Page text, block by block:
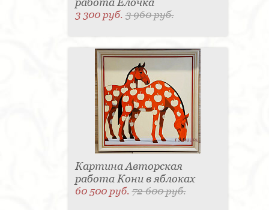
3 300 руб.3 960 руб.
Картина Авторская
работа Кони в яблоках
60 500 руб.72 600 руб.